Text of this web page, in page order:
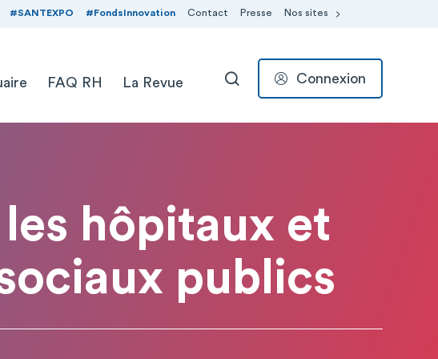
#SANTEXPO #FondsInnovation Contact Presse Nos sites
FAQ RH La Revue RECHERCHER
Connexion
hôpitaux et
publics